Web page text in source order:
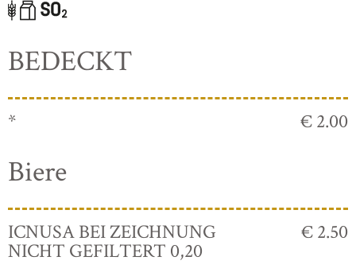
BEDECKT
* € 2.00
Biere
ICNUSA BEI ZEICHNUNG
NICHT GEFILTERT 0,20
€ 2.50